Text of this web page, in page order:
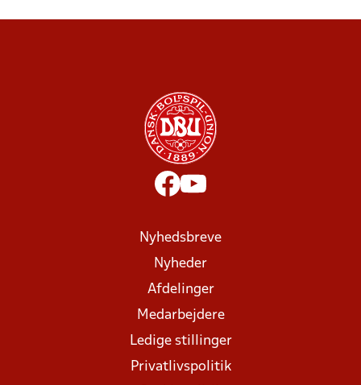
Nyhedsbreve
Nyheder
Afdelinger
Medarbejdere
Ledige stillinger
Privatlivspolitik